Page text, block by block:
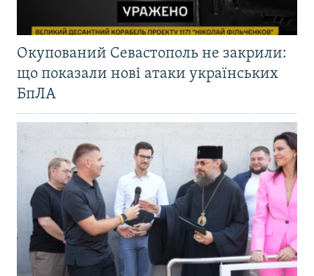
Окупований Севастополь не закрили:
що показали нові атаки українських
БпЛА